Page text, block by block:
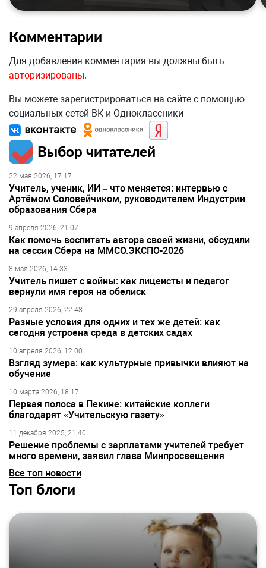
Комментарии
Для добавления комментария вы должны быть
авторизированы.
Вы можете зарегистрироваться на сайте с помощью
социальных сетей ВК и Одноклассники
Выбор читателей
22 мая 2026, 17:17
Учитель, ученик, ИИ – что меняется: интервью с
Артёмом Соловейчиком, руководителем Индустрии
образования Сбера
9 апреля 2026, 21:07
Как помочь воспитать автора своей жизни, обсудили
на сессии Сбера на ММСО.ЭКСПО-2026
8 мая 2026, 14:33
Учитель пишет с войны: как лицеисты и педагог
вернули имя героя на обелиск
29 апреля 2026, 22:48
Разные условия для одних и тех же детей: как
сегодня устроена среда в детских садах
10 апреля 2026, 12:00
Взгляд зумера: как культурные привычки влияют на
обучение
10 марта 2026, 18:17
Первая полоса в Пекине: китайские коллеги
благодарят «Учительскую газету»
11 декабря 2025, 21:40
Решение проблемы с зарплатами учителей требует
много времени, заявил глава Минпросвещения
Все топ новости
Топ блоги